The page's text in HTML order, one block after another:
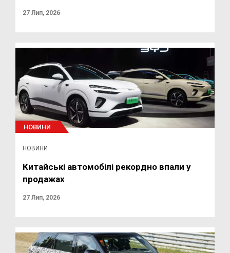
27 Лип, 2026
НОВИНИ
НОВИНИ
Китайські автомобілі рекордно впали у
продажах
27 Лип, 2026